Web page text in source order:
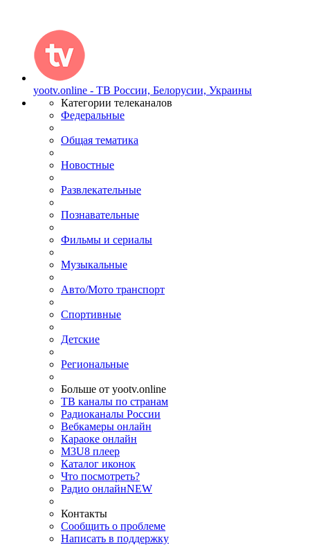
yootv.online - ТВ России, Белорусии, Украины
Категории телеканалов
Федеральные
Общая тематика
Новостные
Развлекательные
Познавательные
Фильмы и сериалы
Музыкальные
Авто/Мото транспорт
Спортивные
Детские
Региональные
Больше от yootv.online
ТВ каналы по странам
Радиоканалы России
Вебкамеры онлайн
Караоке онлайн
M3U8 плеер
Каталог иконок
Что посмотреть?
Радио онлайнNEW
Контакты
Сообщить о проблеме
Написать в поддержку